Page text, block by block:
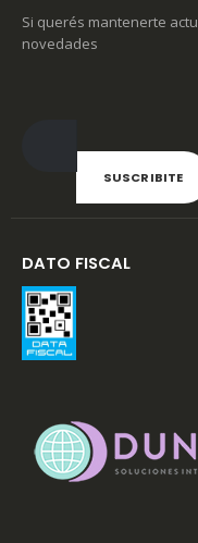
Si querés mantenerte
novedades
DATO FISCAL